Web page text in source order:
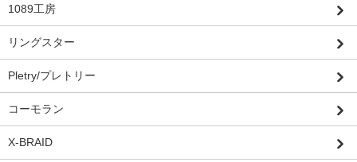
1089工房
リングスター
Pletry/プレトリー
コーモラン
X-BRAID